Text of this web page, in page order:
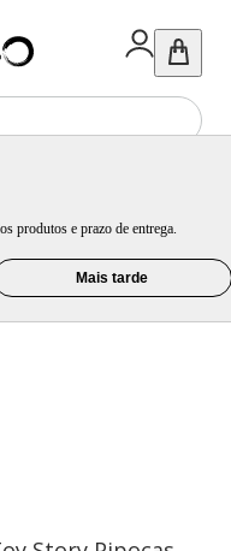
produtos e prazo de entrega.
Mais tarde